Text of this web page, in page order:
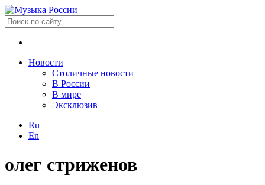
Новости
Столичные новости
В России
В мире
Эксклюзив
Ru
En
олег стриженов